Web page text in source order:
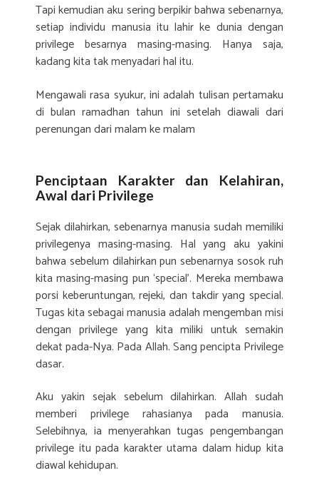
Tapi kemudian aku sering berpikir bahwa sebenarnya,
setiap individu manusia itu lahir ke dunia dengan
privilege besarnya masing-masing. Hanya saja,
kadang kita tak menyadari hal itu.
Mengawali rasa syukur, ini adalah tulisan pertamaku
di bulan ramadhan tahun ini setelah diawali dari
perenungan dari malam ke malam
Penciptaan Karakter dan Kelahiran,
Awal dari Privilege
Sejak dilahirkan, sebenarnya manusia sudah memiliki
privilegenya masing-masing. Hal yang aku yakini
bahwa sebelum dilahirkan pun sebenarnya sosok ruh
kita masing-masing pun ‘special’. Mereka membawa
porsi keberuntungan, rejeki, dan takdir yang special.
Tugas kita sebagai manusia adalah mengemban misi
dengan privilege yang kita miliki untuk semakin
dekat pada-Nya. Pada Allah. Sang pencipta Privilege
dasar.
Aku yakin sejak sebelum dilahirkan. Allah sudah
memberi privilege rahasianya pada manusia.
Selebihnya, ia menyerahkan tugas pengembangan
privilege itu pada karakter utama dalam hidup kita
diawal kehidupan.